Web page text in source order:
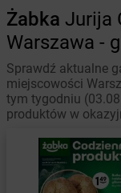
Żabka Jurija
Warszawa -
Sprawdź aktualne
miejscowości
tym tygodniu
produktów w